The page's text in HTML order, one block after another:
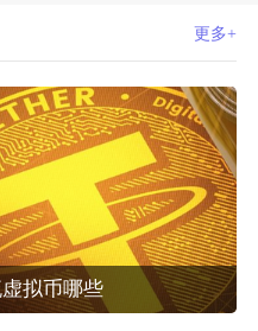
更多+
拟币哪些